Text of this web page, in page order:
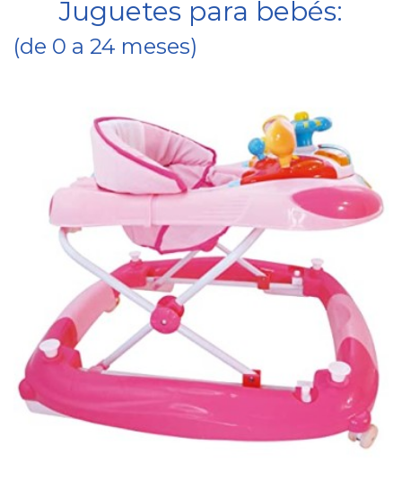
Juguetes para bebés:
(de 0 a 24 meses)